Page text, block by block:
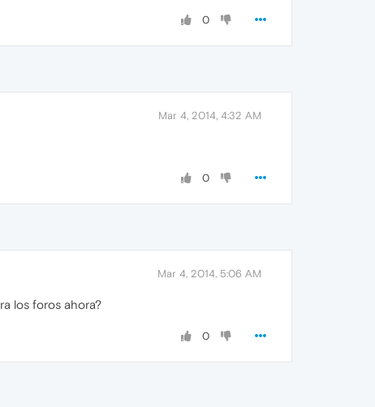
0
Mar 4, 2014, 4:32 AM
0
Mar 4, 2014, 5:06 AM
los foros ahora?
0